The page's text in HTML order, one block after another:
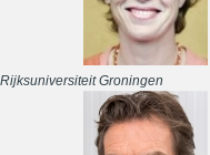
Rijksuniversiteit Groningen